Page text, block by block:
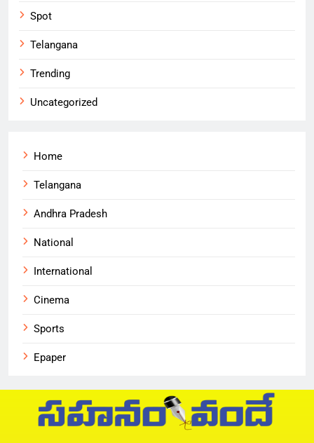
Spot
Telangana
Trending
Uncategorized
Home
Telangana
Andhra Pradesh
National
International
Cinema
Sports
Epaper